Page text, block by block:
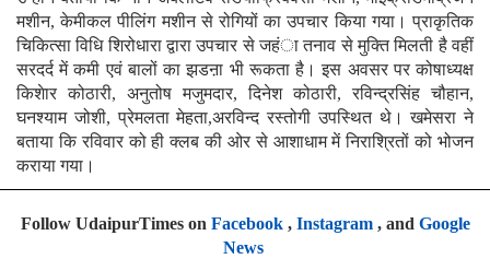
मशीन, केमीकल पीलिंग मशीन से रोगियों का उपचार किया गया। प्राकृतिक
चिकित्सा विधि शिरोधारा द्वारा उपचार से जहंा तनाव से मुक्ति मिलती है वहीं
सरदर्द में कमी एवं बालों का झडऩा भी रूकता है। इस अवसर पर कोषाध्यक्ष
किशेार कोठारी, अनुतोष मजुमदार, दिनेश कोठारी, रविन्द्रसिंह चौहान,
घनश्याम जोशी, प्रेमलता मेहता,अरविन्द रस्तोगी उपस्थित थे। खमेसरा ने
बताया कि रविवार को ही क्लब की ओर से आशाधाम में निराश्रितों को भोजन
कराया गया।
Follow UdaipurTimes on Facebook, Instagram, and Google
News